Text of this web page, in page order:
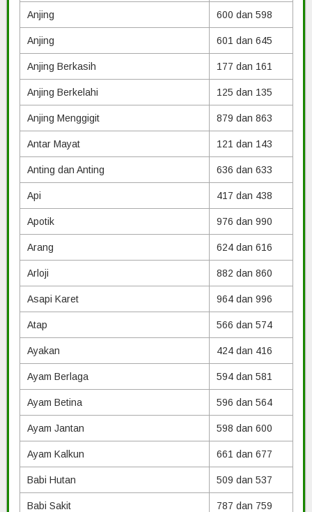
Anjing 600 dan 598
Anjing 601 dan 645
Anjing Berkasih 177 dan 161
Anjing Berkelahi 125 dan 135
Anjing Menggigit 879 dan 863
Antar Mayat 121 dan 143
Anting dan Anting 636 dan 633
Api 417 dan 438
Apotik 976 dan 990
Arang 624 dan 616
Arloji 882 dan 860
Asapi Karet 964 dan 996
Atap 566 dan 574
Ayakan 424 dan 416
Ayam Berlaga 594 dan 581
Ayam Betina 596 dan 564
Ayam Jantan 598 dan 600
Ayam Kalkun 661 dan 677
Babi Hutan 509 dan 537
Babi Sakit 787 dan 759